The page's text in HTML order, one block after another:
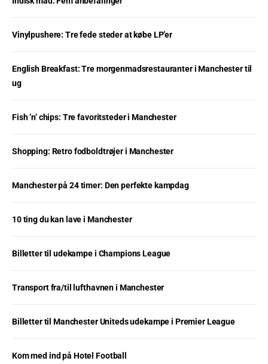
Vinylpushere: Tre fede steder at købe LP’er
English Breakfast: Tre morgenmadsrestauranter i Manchester til
ug
Fish ’n’ chips: Tre favoritsteder i Manchester
Shopping: Retro fodboldtrøjer i Manchester
Manchester på 24 timer: Den perfekte kampdag
10 ting du kan lave i Manchester
Billetter til udekampe i Champions League
Transport fra/til lufthavnen i Manchester
Billetter til Manchester Uniteds udekampe i Premier League
Kom med ind på Hotel Football